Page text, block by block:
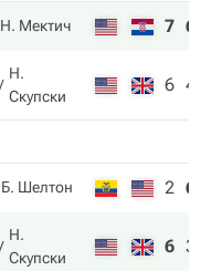
Н. Мектич 7 6
Н.
Скупски
6 4
Б. Шелтон 2 6
Н.
Скупски
6 3